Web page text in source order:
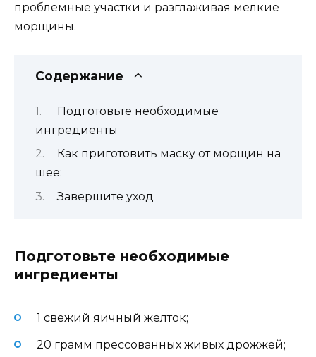
проблемные участки и разглаживая мелкие
морщины.
Содержание
Подготовьте необходимые
ингредиенты
Как приготовить маску от морщин на
шее:
Завершите уход
Подготовьте необходимые
ингредиенты
1 свежий яичный желток;
20 грамм прессованных живых дрожжей;